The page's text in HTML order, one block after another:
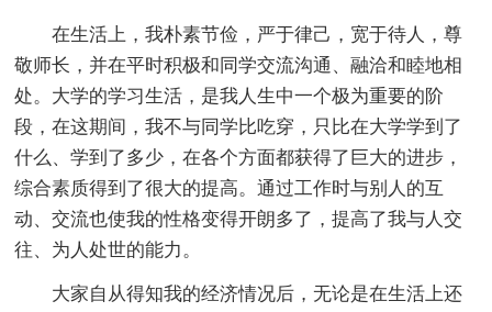
在生活上，我朴素节俭，严于律己，宽于待人，尊
敬师长，并在平时积极和同学交流沟通、融洽和睦地相
处。大学的学习生活，是我人生中一个极为重要的阶
段，在这期间，我不与同学比吃穿，只比在大学学到了
什么、学到了多少，在各个方面都获得了巨大的进步，
综合素质得到了很大的提高。通过工作时与别人的互
动、交流也使我的性格变得开朗多了，提高了我与人交
往、为人处世的能力。
大家自从得知我的经济情况后，无论是在生活上还